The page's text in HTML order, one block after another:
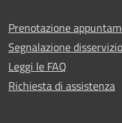
Prenotazione
Segnalazione disservizio
Leggi le FAQ
Richiesta di assistenza